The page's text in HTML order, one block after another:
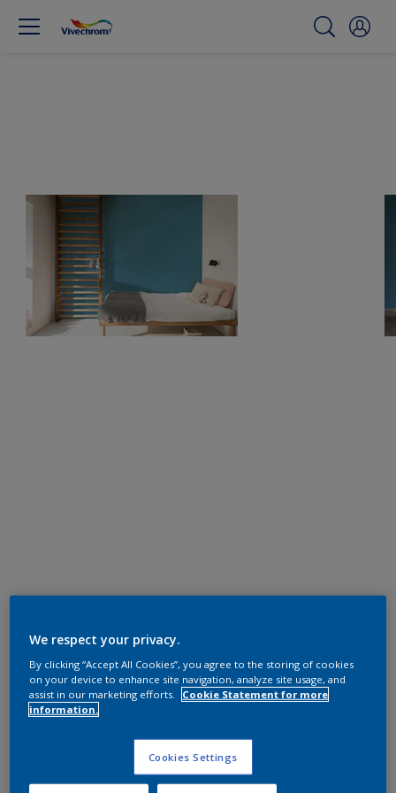
We respect your privacy.
By clicking “Accept All Cookies”, you agree to the storing of cookies
on your device to enhance site navigation, analyze site usage, and
assist in our marketing efforts.
Cookie Statement for more
information.
Cookies Settings